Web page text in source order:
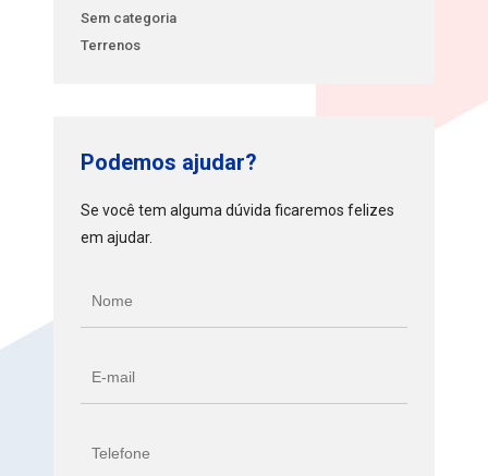
Sem categoria
Terrenos
Podemos ajudar?
Se você tem alguma dúvida ficaremos felizes
em ajudar.